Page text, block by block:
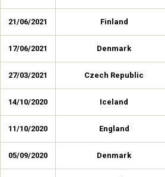
21/06/2021 Finland
17/06/2021 Denmark
27/03/2021 Czech Republic
14/10/2020 Iceland
11/10/2020 England
05/09/2020 Denmark